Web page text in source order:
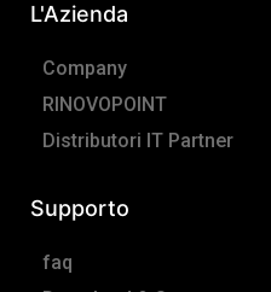
k
-
f
a
m
L'Azienda
Company
RINOVOPOINT
Distributori IT Partner
Supporto
faq